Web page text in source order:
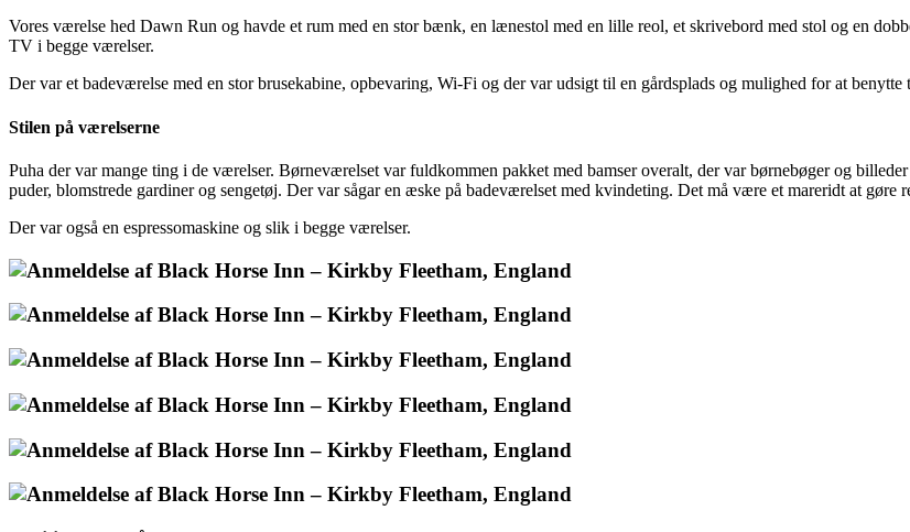
Vores værelse hed Dawn Run og havde et rum med en stor bænk, en lænestol med en lille reol, et skrivebord med stol og en
TV i begge værelser.
Der var et badeværelse med en stor brusekabine, opbevaring, Wi-Fi og der var udsigt til en gårdsplads og mulighed for at benytte
Stilen på værelserne
Puha der var mange ting i de værelser. Børneværelset var fuldkommen pakket med bamser overalt, der var børnebøger og
puder, blomstrede gardiner og sengetøj. Der var sågar en æske på badeværelset med kvindeting. Det må være et mareridt at gøre
Der var også en espressomaskine og slik i begge værelser.